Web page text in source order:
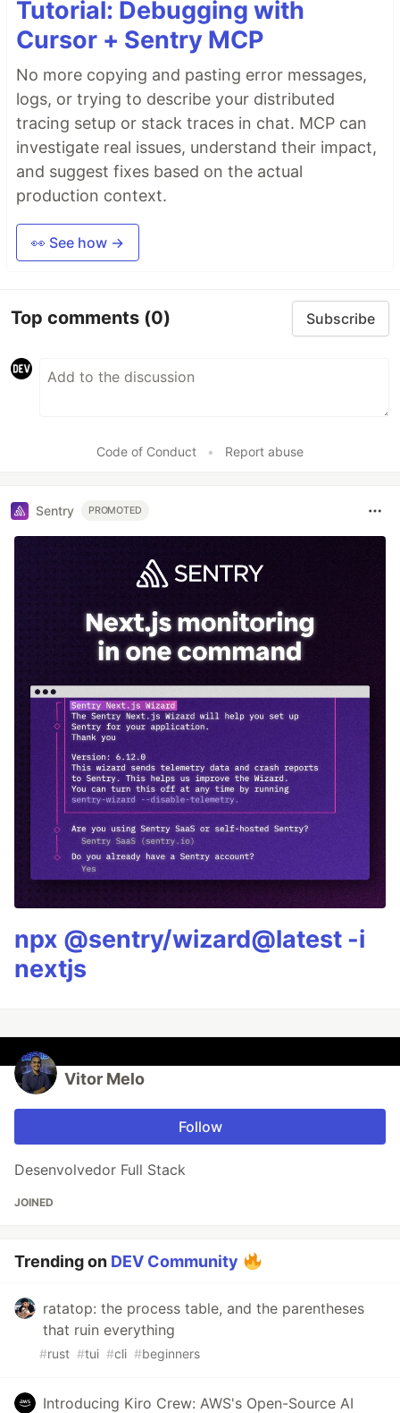
Tutorial: Debugging with
Cursor + Sentry MCP
No more copying and pasting error messages,
logs, or trying to describe your distributed
tracing setup or stack traces in chat. MCP can
investigate real issues, understand their impact,
and suggest fixes based on the actual
production context.
👀 See how →
Top comments (0) Subscribe
Code of Conduct • Report abuse
Sentry PROMOTED
npx @sentry/wizard@latest -i
nextjs
Vitor Melo
Follow
Desenvolvedor Full Stack
JOINED
Trending on DEV Community
ratatop: the process table, and the parentheses
that ruin everything
#rust #tui #cli #beginners
Introducing Kiro Crew: AWS's Open-Source AI